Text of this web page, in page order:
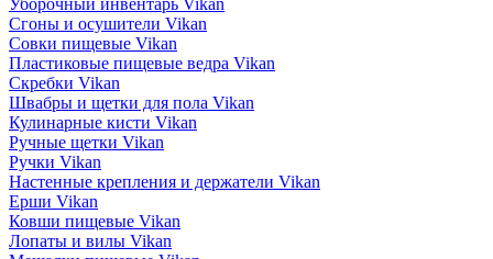
Уборочный инвентарь Vikan
Сгоны и осушители Vikan
Совки пищевые Vikan
Пластиковые пищевые ведра Vikan
Скребки Vikan
Швабры и щетки для пола Vikan
Кулинарные кисти Vikan
Ручные щетки Vikan
Ручки Vikan
Настенные крепления и держатели Vikan
Ерши Vikan
Ковши пищевые Vikan
Лопаты и вилы Vikan